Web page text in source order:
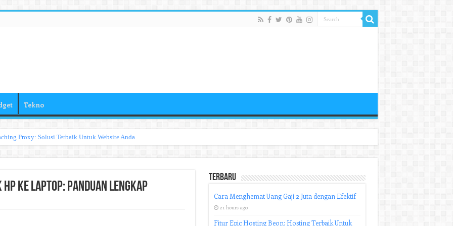
Tekno
Proxy: Solusi Terbaik Untuk Website Anda
ke Laptop: Panduan Lengkap
Terbaru
Cara Menghemat Uang Gaji 2 Juta dengan Efektif
21 hours ago
Fitur Epic Hosting Beon: Hosting Terbaik Untuk